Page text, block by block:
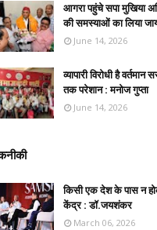
आगरा पहुंचे सपा मुखिया
की समस्याओं का लिया
June 14, 2026
व्यापारी विरोधी है
तक परेशान : मनोज गुप्ता
June 14, 2026
किसी एक देश के पास न
केंद्र : डॉ.जयशंकर
March 06, 2026